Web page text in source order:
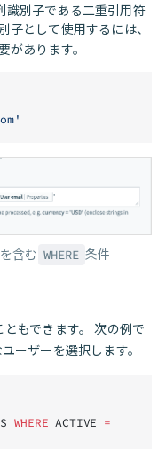
識別子である二重引用符
子として使用するには、
があります。
'
含む WHERE 条件
もできます。 次の例で
ーザーを選択します。
WHERE ACTIVE =